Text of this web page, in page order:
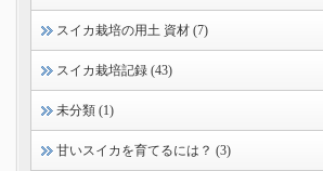
スイカ栽培の用土 資材 (7)
スイカ栽培記録 (43)
未分類 (1)
甘いスイカを育てるには？ (3)